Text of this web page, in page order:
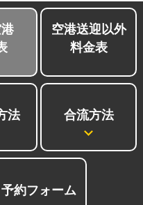
空港送迎以外
料金表
法 合流方法
予約フォーム